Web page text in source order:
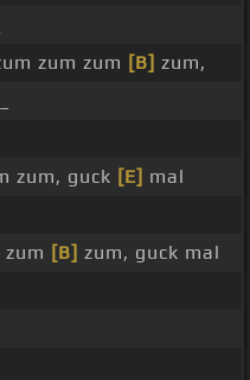
zum zum [B] zum,
zum, guck [E] mal
zum [B] zum, guck mal